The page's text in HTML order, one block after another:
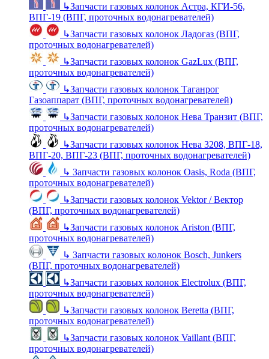
↳Запчасти газовых колонок Астра, КГИ-56,
ВПГ-19 (ВПГ, проточных водонагревателей)
↳Запчасти газовых колонок Ладогаз (ВПГ,
проточных водонагревателей)
↳Запчасти газовых колонок GazLux (ВПГ,
проточных водонагревателей)
↳Запчасти газовых колонок Таганрог
Газоаппарат (ВПГ, проточных водонагревателей)
↳Запчасти газовых колонок Нева Транзит (ВПГ,
проточных водонагревателей)
↳Запчасти газовых колонок Нева 3208, ВПГ-18,
ВПГ-20, ВПГ-23 (ВПГ, проточных водонагревателей)
↳ Запчасти газовых колонок Oasis, Roda (ВПГ,
проточных водонагревателей)
↳Запчасти газовых колонок Vektor / Вектор
(ВПГ, проточных водонагревателей)
↳Запчасти газовых колонок Ariston (ВПГ,
проточных водонагревателей)
↳ Запчасти газовых колонок Bosch, Junkers
(ВПГ, проточных водонагревателей)
↳Запчасти газовых колонок Electrolux (ВПГ,
проточных водонагревателей)
↳Запчасти газовых колонок Beretta (ВПГ,
проточных водонагревателей)
↳Запчасти газовых колонок Vaillant (ВПГ,
проточных водонагревателей)